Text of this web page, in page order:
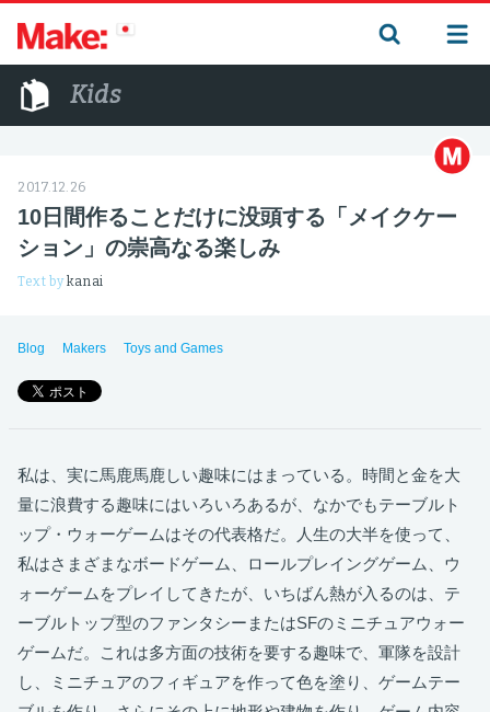
Kids
2017.12.26
10日間作ることだけに没頭する「メイクケー
ション」の崇高なる楽しみ
Text bykanai
Blog Makers Toys and Games
私は、実に馬鹿馬鹿しい趣味にはまっている。時間と金を大
量に浪費する趣味にはいろいろあるが、なかでもテーブルト
ップ・ウォーゲームはその代表格だ。人生の大半を使って、
私はさまざまなボードゲーム、ロールプレイングゲーム、ウ
ォーゲームをプレイしてきたが、いちばん熱が入るのは、テ
ーブルトップ型のファンタシーまたはSFのミニチュアウォー
ゲームだ。これは多方面の技術を要する趣味で、軍隊を設計
し、ミニチュアのフィギュアを作って色を塗り、ゲームテー